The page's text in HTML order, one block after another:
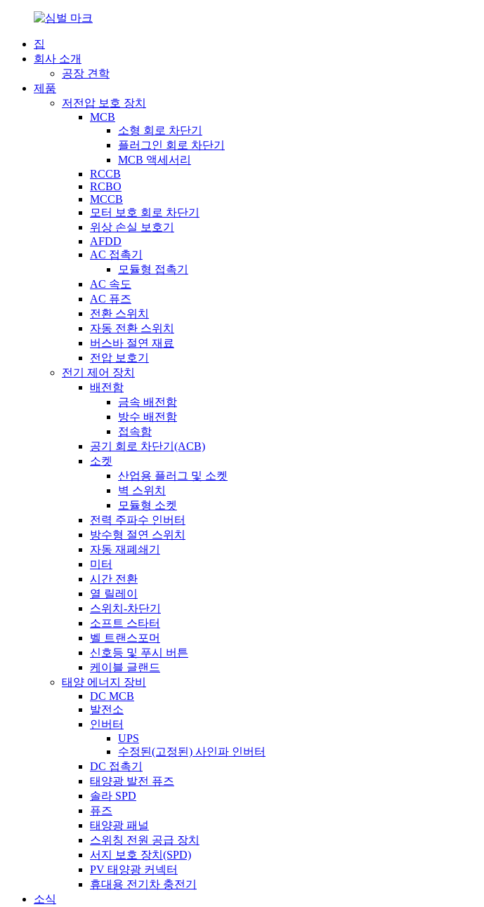
집
회사 소개
공장 견학
제품
저전압 보호 장치
MCB
소형 회로 차단기
플러그인 회로 차단기
MCB 액세서리
RCCB
RCBO
MCCB
모터 보호 회로 차단기
위상 손실 보호기
AFDD
AC 접촉기
모듈형 접촉기
AC 속도
AC 퓨즈
전환 스위치
자동 전환 스위치
버스바 절연 재료
전압 보호기
전기 제어 장치
배전함
금속 배전함
방수 배전함
접속함
공기 회로 차단기(ACB)
소켓
산업용 플러그 및 소켓
벽 스위치
모듈형 소켓
전력 주파수 인버터
방수형 절연 스위치
자동 재폐쇄기
미터
시간 전환
열 릴레이
스위치-차단기
소프트 스타터
벨 트랜스포머
신호등 및 푸시 버튼
케이블 글랜드
태양 에너지 장비
DC MCB
발전소
인버터
UPS
수정된(고정된) 사인파 인버터
DC 접촉기
태양광 발전 퓨즈
솔라 SPD
퓨즈
태양광 패널
스위칭 전원 공급 장치
서지 보호 장치(SPD)
PV 태양광 커넥터
휴대용 전기차 충전기
소식